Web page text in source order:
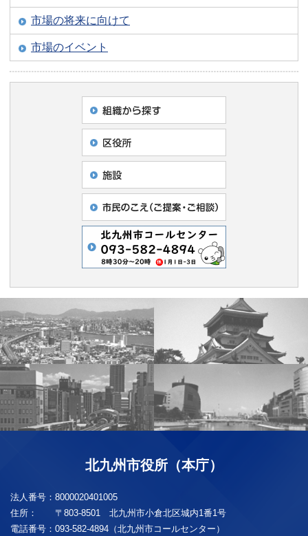
市場の将来に向けて
市場のイベント
北九州市役所（本庁）
法人番号： 8000020401005
住所：
〒803-8501 北九州市小倉北区城内1番1号
電話番号： 093-582-4894（北九州市コールセンター）